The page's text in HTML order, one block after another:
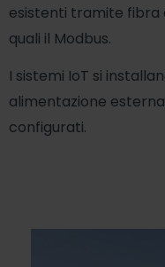
esistenti tramite
quali il Modbus.
I sistemi IoT si
alimentazione
configurati.